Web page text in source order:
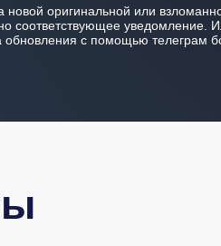
новой оригинальной или
соответствующее уведомление.
обновления с помощью телеграм